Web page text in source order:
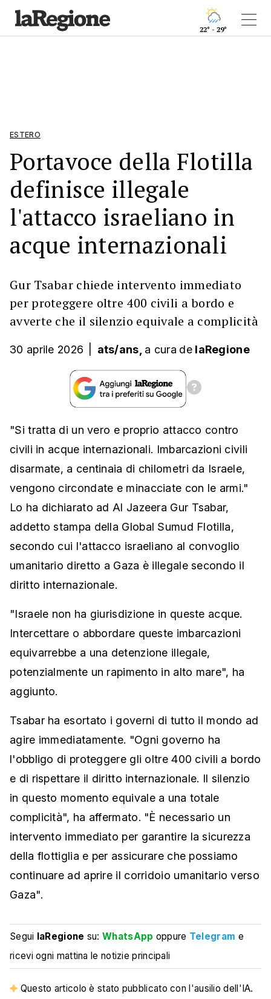
22° - 29°
ESTERO
Portavoce della Flotilla
definisce illegale
l'attacco israeliano in
acque internazionali
Gur Tsabar chiede intervento immediato
per proteggere oltre 400 civili a bordo e
avverte che il silenzio equivale a complicità
30 aprile 2026 ats/ans, a cura de laRegione
"Si tratta di un vero e proprio attacco contro
civili in acque internazionali. Imbarcazioni civili
disarmate, a centinaia di chilometri da Israele,
vengono circondate e minacciate con le armi."
Lo ha dichiarato ad Al Jazeera Gur Tsabar,
addetto stampa della Global Sumud Flotilla,
secondo cui l'attacco israeliano al convoglio
umanitario diretto a Gaza è illegale secondo il
diritto internazionale.
"Israele non ha giurisdizione in queste acque.
Intercettare o abbordare queste imbarcazioni
equivarrebbe a una detenzione illegale,
potenzialmente un rapimento in alto mare", ha
aggiunto.
Tsabar ha esortato i governi di tutto il mondo ad
agire immediatamente. "Ogni governo ha
l'obbligo di proteggere gli oltre 400 civili a bordo
e di rispettare il diritto internazionale. Il silenzio
in questo momento equivale a una totale
complicità", ha affermato. "È necessario un
intervento immediato per garantire la sicurezza
della flottiglia e per assicurare che possiamo
continuare ad aprire il corridoio umanitario verso
Gaza".
Segui laRegione su:WhatsApp oppure Telegram e
ricevi ogni mattina le notizie principali
Questo articolo è stato pubblicato con l'ausilio dell'IA.